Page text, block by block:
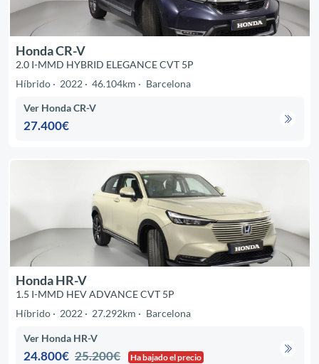
Honda CR-V
2.0 I-MMD HYBRID ELEGANCE CVT 5P
Híbrido
2022 46.104km Barcelona
Ver Honda CR-V
27.400€
Honda HR-V
1.5 I-MMD HEV ADVANCE CVT 5P
Híbrido
2022 27.292km Barcelona
Ver Honda HR-V
24.800€ 25.200€ Ha bajado el precio